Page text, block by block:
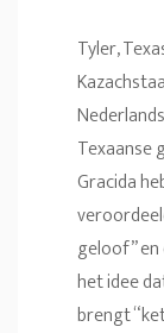
Tyler,
Texaanse
Gracida
geloof”
het idee
brengt